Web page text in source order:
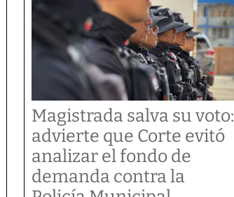
Magistrada salva su voto:
advierte que Corte evitó
analizar el fondo de
demanda contra la